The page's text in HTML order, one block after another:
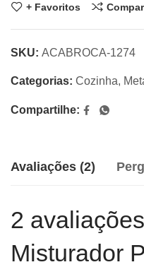
+ Favoritos
SKU: ACABROCA-1274
Categorias: Cozinha,
Compartilhe:
Avaliações (2)
2
Misturador